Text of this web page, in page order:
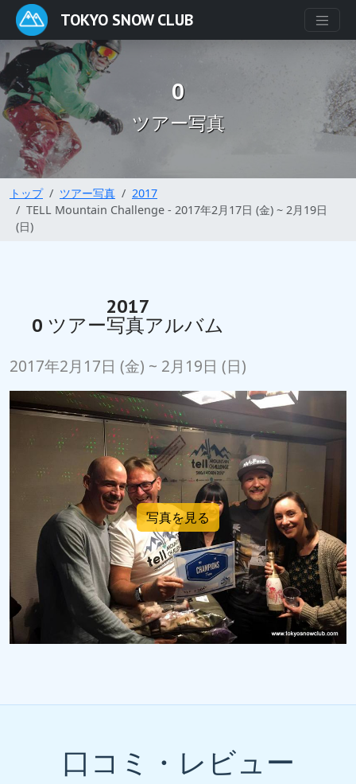
TOKYO SNOW CLUB
0
ツアー写真
トップ ツアー写真
2017
TELL Mountain Challenge - 2017年2月17日 (金) ~ 2月19日
(日)
2017
0 ツアー写真アルバム
2017年2月17日 (金) ~ 2月19日 (日)
写真を見る
口コミ・レビュー